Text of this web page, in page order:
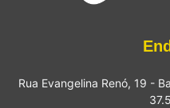
Rua Evangelina Renó, 19 -